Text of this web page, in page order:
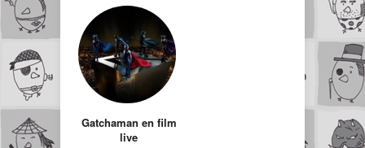
Gatchaman en film
live